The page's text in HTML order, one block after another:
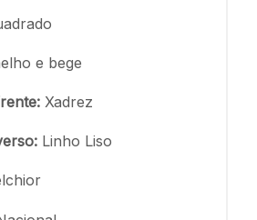
e bege
Xadrez
Linho Liso